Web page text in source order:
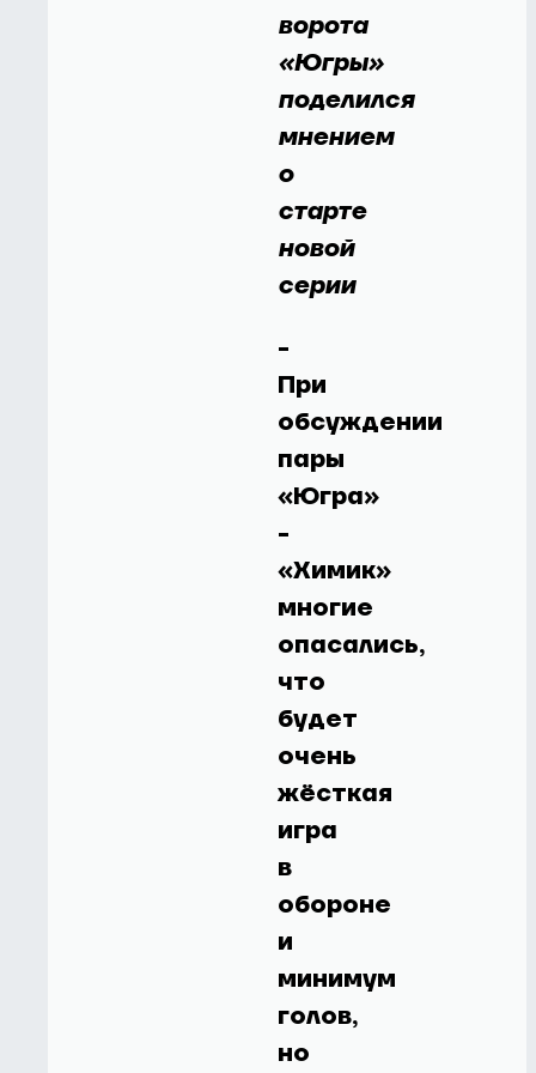
ворота
«Югры»
поделился
мнением
о
старте
новой
серии
-
При
обсуждении
пары
«Югра»
-
«Химик»
многие
опасались,
что
будет
очень
жёсткая
игра
в
обороне
и
минимум
голов,
но